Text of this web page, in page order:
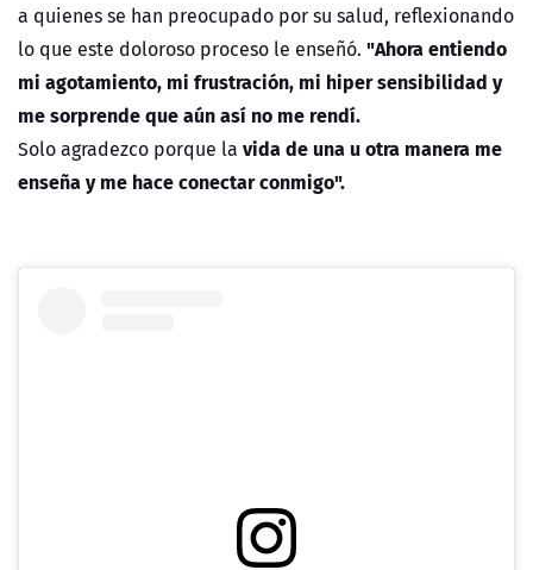
a quienes se han preocupado por su salud, reflexionando
lo que este doloroso proceso le enseñó. "Ahora entiendo
mi agotamiento, mi frustración, mi hiper sensibilidad y
me sorprende que aún así no me rendí.
Solo agradezco porque la vida de una u otra manera me
enseña y me hace conectar conmigo".